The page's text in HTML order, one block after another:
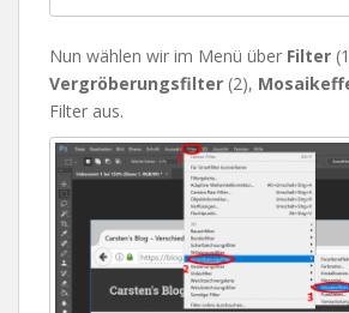
Nun wählen wir im Menü über Filter
Vergröberungsfilter (2),
Filter aus.